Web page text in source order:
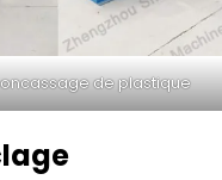
de plastique